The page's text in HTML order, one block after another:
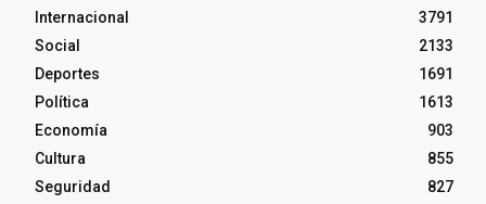
Internacional
3791
Social
2133
Deportes
1691
Política
1613
Economía
903
Cultura
855
Seguridad
827